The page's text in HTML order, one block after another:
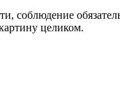
целиком.